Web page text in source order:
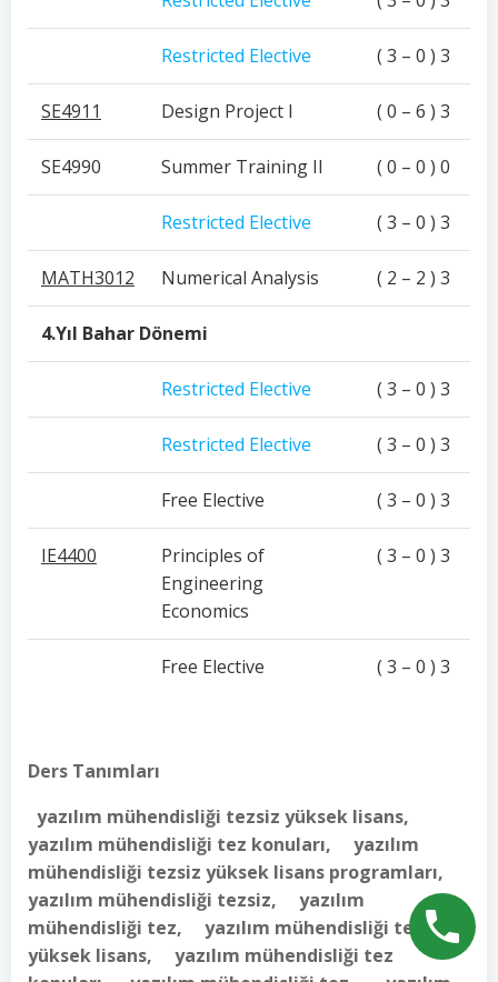
Restricted Elective ( 3 – 0 ) 3
SE4911 Design Project I ( 0 – 6 ) 3
SE4990 Summer Training II ( 0 – 0 ) 0
Restricted Elective ( 3 – 0 ) 3
MATH3012 Numerical Analysis ( 2 – 2 ) 3
4.Yıl Bahar Dönemi
Restricted Elective ( 3 – 0 ) 3
Restricted Elective ( 3 – 0 ) 3
Free Elective ( 3 – 0 ) 3
IE4400
Principles of
Engineering
Economics
( 3 – 0 ) 3
Free Elective ( 3 – 0 ) 3
Ders Tanımları
yazılım mühendisliği tezsiz yüksek lisans,
yazılım mühendisliği tez konuları, yazılım
mühendisliği tezsiz yüksek lisans programları,
yazılım mühendisliği tezsiz, yazılım
mühendisliği tez, yazılım mühendisliği tezli
yüksek lisans, yazılım mühendisliği tez